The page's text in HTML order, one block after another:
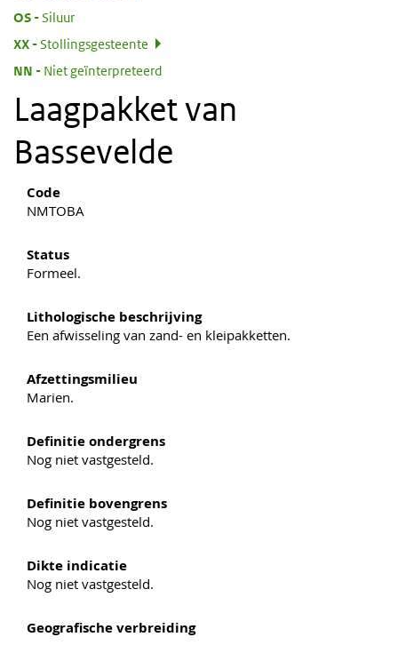
OS:
Siluur
XX:
Stollingsgesteente
NN
Niet geïnterpreteerd
Laagpakket van
Bassevelde
Code
NMTOBA
Status
Formeel.
Lithologische beschrijving
Een afwisseling van zand- en kleipakketten.
Afzettingsmilieu
Marien.
Definitie ondergrens
Nog niet vastgesteld.
Definitie bovengrens
Nog niet vastgesteld.
Dikte indicatie
Nog niet vastgesteld.
Geografische verbreiding